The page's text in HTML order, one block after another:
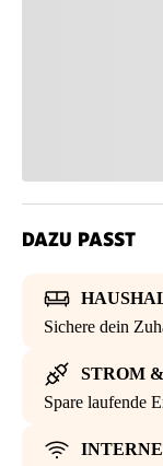
DAZU PASST
Sichere dein
STROM
Spare laufende